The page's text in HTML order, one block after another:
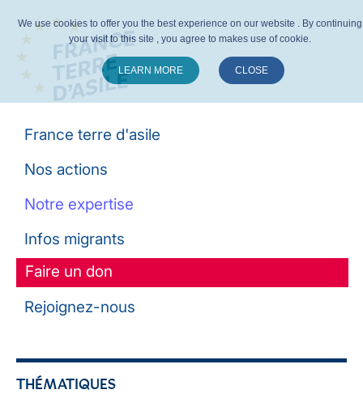
France terre d'asile
Nos actions
Notre expertise
Infos migrants
Faire un don
Rejoignez-nous
THÉMATIQUES
We use cookies to offer you the best experience on our website . By continuing
your visit to this site , you agree to makes use of cookie.
LEARN MORE CLOSE